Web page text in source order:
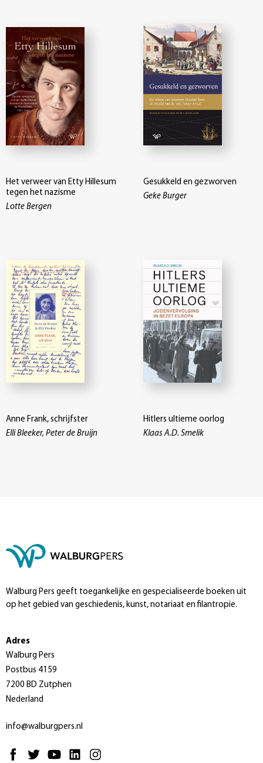
Het verweer van Etty Hillesum
tegen het nazisme
Lotte Bergen
Gesukkeld en gezworven
Geke Burger
Anne Frank, schrijfster
Elli Bleeker, Peter de Bruijn
Hitlers ultieme oorlog
Klaas A.D. Smelik
Walburg Pers geeft toegankelijke en gespecialiseerde boeken uit
op het gebied van geschiedenis, kunst, notariaat en filantropie.
Adres
Walburg Pers
Postbus 4159
7200 BD Zutphen
Nederland
info@walburgpers.nl